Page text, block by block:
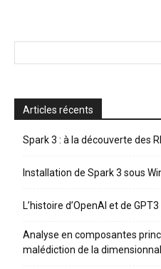
Articles récents
Spark 3 : à la découverte des
Installation de Spark 3 sous
L’histoire d’OpenAI et de GPT3
Analyse en composantes
malédiction de la